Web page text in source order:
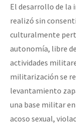
El desarrollo de la
realizó sin
culturalmente
autonomía, libre
actividades
militarización se
levantamiento
una base militar
acoso sexual,